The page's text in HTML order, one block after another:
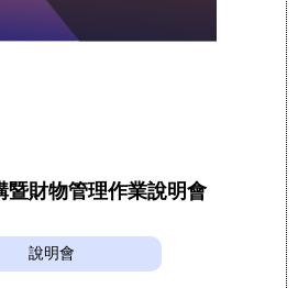
暨財物管理作業說明會
說明會